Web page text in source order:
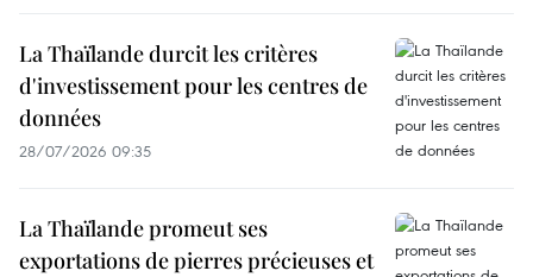
La Thaïlande durcit les critères
d'investissement pour les centres de
données
28/07/2026 09:35
La Thaïlande promeut ses
exportations de pierres précieuses et